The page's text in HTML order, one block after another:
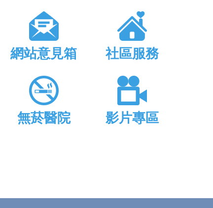
網站意見箱 社區服務
無菸醫院 影片專區